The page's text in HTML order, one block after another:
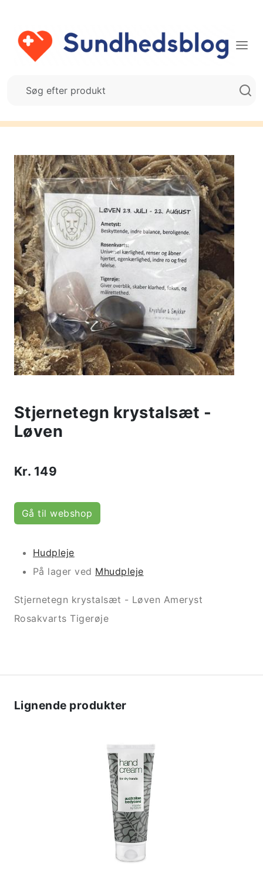
Stjernetegn krystalsæt -
Løven
Kr. 149
Gå til webshop
Hudpleje
På lager ved Mhudpleje
Stjernetegn krystalsæt - Løven Ameryst
Rosakvarts Tigerøje
Lignende produkter